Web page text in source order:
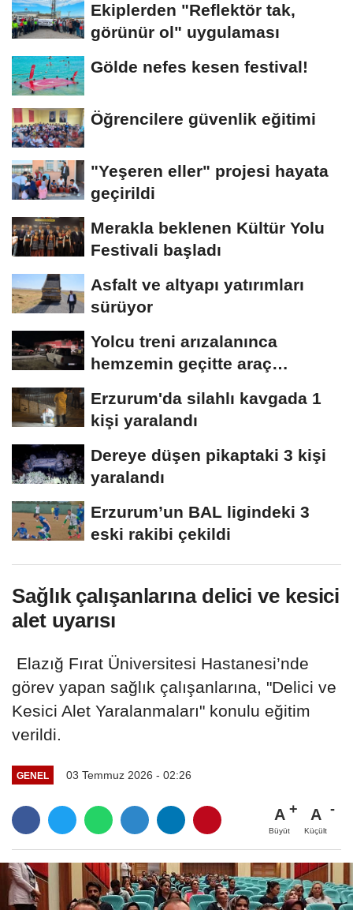
Ekiplerden "Reflektör tak,
görünür ol" uygulaması
Gölde nefes kesen festival!
Öğrencilere güvenlik eğitimi
"Yeşeren eller" projesi hayata
geçirildi
Merakla beklenen Kültür Yolu
Festivali başladı
Asfalt ve altyapı yatırımları
sürüyor
Yolcu treni arızalanınca
hemzemin geçitte araç
Erzurum'da silahlı kavgada 1
kişi yaralandı
Dereye düşen pikaptaki 3 kişi
yaralandı
Erzurum’un BAL ligindeki 3
eski rakibi çekildi
Sağlık çalışanlarına delici ve kesici
alet uyarısı
Elazığ Fırat Üniversitesi Hastanesi’nde
görev yapan sağlık çalışanlarına, "Delici ve
Kesici Alet Yaralanmaları" konulu eğitim
verildi.
GENEL 03 Temmuz 2026 - 02:26
A
Büyüt
A
Küçült